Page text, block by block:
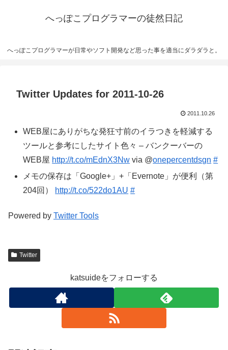
へっぽこプログラマーの徒然日記
へっぽこプログラマーが日常やソフト開発など思った事を適当にダラダラと。
Twitter Updates for 2011-10-26
2011.10.26
WEB屋にありがちな発狂寸前のイラつきを軽減する
ツールと参考にしたサイト色々 – バンクーバーの
WEB屋 http://t.co/mEdnX3Nw via @onepercentdsgn #
メモの保存は「Google+」+「Evernote」が便利（第
204回）
http://t.co/522do1AU #
Powered by Twitter Tools
Twitter
katsuideをフォローする